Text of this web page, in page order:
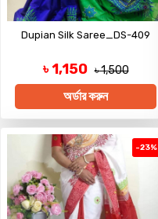
Dupian Silk Saree_DS-409
৳ 1,150 ৳ 1,500
অর্ডার করুন
-23%